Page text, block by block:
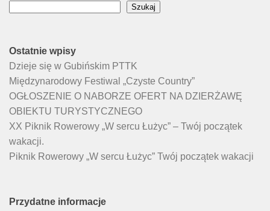
Szukaj
Ostatnie wpisy
Dzieje się w Gubińskim PTTK
Międzynarodowy Festiwal „Czyste Country”
OGŁOSZENIE O NABORZE OFERT NA DZIERŻAWĘ
OBIEKTU TURYSTYCZNEGO
XX Piknik Rowerowy „W sercu Łużyc” – Twój początek
wakacji.
Piknik Rowerowy „W sercu Łużyc” Twój początek wakacji
Przydatne informacje